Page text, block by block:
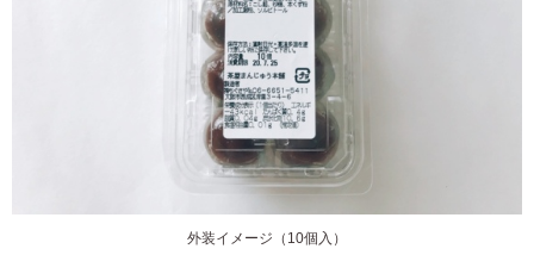
外装イメージ（10個入）